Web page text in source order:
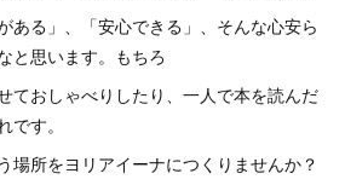
ある」、「安心できる」、そんな心安ら
と思います。もちろ
ておしゃべりしたり、一人で本を読んだ
す。
場所をヨリアイーナにつくりませんか？